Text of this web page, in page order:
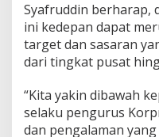
Syafruddin berharap,
ini kedepan dapat
target dan sasaran
dari tingkat pusat
“Kita yakin dibawah
selaku pengurus
dan pengalaman